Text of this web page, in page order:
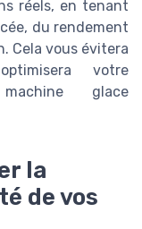
réels, en tenant
du rendement
Cela vous évitera
votre
glace
la
de vos